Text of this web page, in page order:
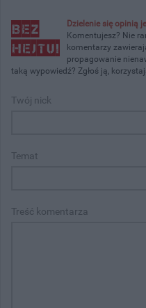
Dzielenie się opinią
Komentujesz? Nie
komentarzy
propagowanie
taką wypowiedź? Zgłoś ją,
Twój nick
Temat
Treść komentarza